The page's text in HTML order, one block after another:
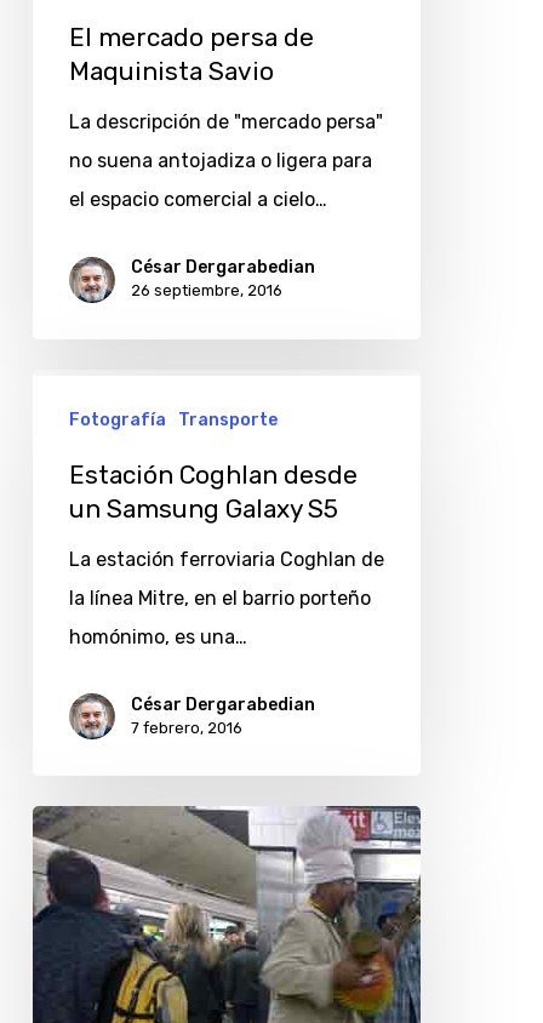
El mercado persa de
Maquinista Savio
La descripción de "mercado persa"
no suena antojadiza o ligera para
el espacio comercial a cielo…
César Dergarabedian
26 septiembre, 2016
Coghlan
desde
Fotografía Transporte
Estación Coghlan desde
un Samsung Galaxy S5
La estación ferroviaria Coghlan de
la línea Mitre, en el barrio porteño
homónimo, es una…
César Dergarabedian
7 febrero, 2016
Fusión
musical
en